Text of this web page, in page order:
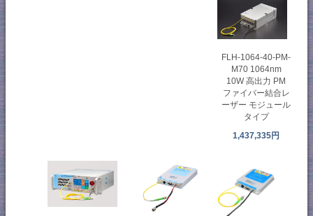
FLH-1064-40-PM-
M70 1064nm
10W 高出力 PM
ファイバー結合レ
ーザー モジュール
タイプ
1,437,335円